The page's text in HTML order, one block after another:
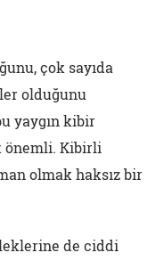
çok sayıda
olduğunu
yaygın kibir
önemli. Kibirli
olmak haksız bir
de ciddi